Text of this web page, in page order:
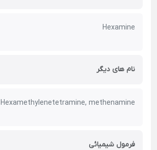
Hexamine
نام های دیگر
Hexamethylenetetramine, methenamine
فرمول شیمیائی